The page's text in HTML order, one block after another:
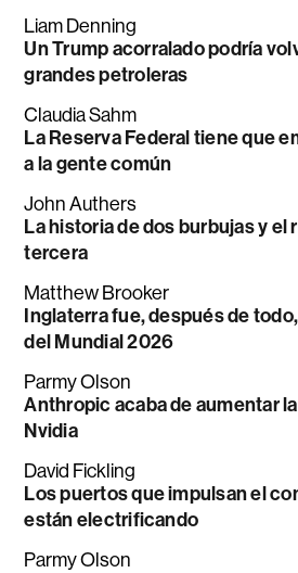
Liam Denning
Un Trump acorralado podría
grandes petroleras
Claudia Sahm
La Reserva Federal tiene que
a la gente común
John Authers
La historia de dos burbujas y el
tercera
Matthew Brooker
Inglaterra fue, después de
del Mundial 2026
Parmy Olson
Anthropic acaba de aumentar
Nvidia
David Fickling
Los puertos que impulsan el
están electrificando
Parmy Olson